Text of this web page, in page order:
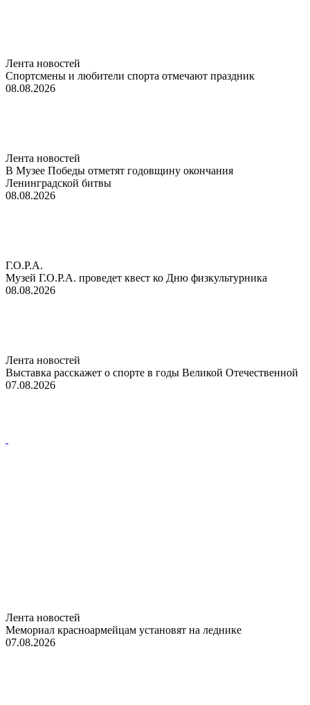
Лента новостей
Спортсмены и любители спорта отмечают праздник
08.08.2026
Лента новостей
В Музее Победы отметят годовщину окончания
Ленинградской битвы
08.08.2026
Г.О.Р.А.
Музей Г.О.Р.А. проведет квест ко Дню физкультурника
08.08.2026
Лента новостей
Выставка расскажет о спорте в годы Великой Отечественной
07.08.2026
Лента новостей
Мемориал красноармейцам установят на леднике
07.08.2026